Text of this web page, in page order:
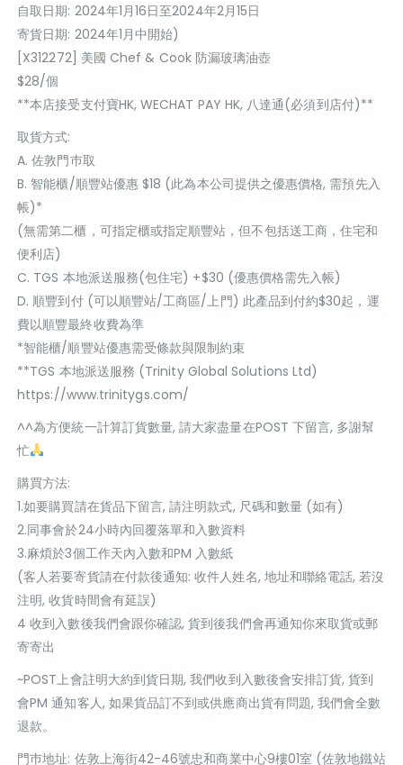
自取日期: 2024年1月16日至2024年2月15日
寄貨日期: 2024年1月中開始)
[X312272] 美國 Chef & Cook 防漏玻璃油壺
$28/個
**本店接受支付寶HK, WECHAT PAY HK, 八達通(必須到店付)**
取貨方式:
A. 佐敦門巿取
B. 智能櫃/順豐站優惠 $18 (此為本公司提供之優惠價格, 需預先入
帳)*
(無需第二櫃，可指定櫃或指定順豐站，但不包括送工商，住宅和
便利店)
C. TGS 本地派送服務(包住宅) +$30 (優惠價格需先入帳)
D. 順豐到付 (可以順豐站/工商區/上門) 此產品到付約$30起，運
費以順豐最終收費為準
*智能櫃/順豐站優惠需受條款與限制約束
**TGS 本地派送服務 (Trinity Global Solutions Ltd)
https://www.trinitygs.com/
^^為方便統一計算訂貨數量, 請大家盡量在POST 下留言, 多謝幫
忙
購買方法:
1.如要購買請在貨品下留言, 請注明款式, 尺碼和數量 (如有)
2.同事會於24小時內回覆落單和入數資料
3.麻煩於3個工作天內入數和PM 入數紙
(客人若要寄貨請在付款後通知: 收件人姓名, 地址和聯絡電話, 若沒
注明, 收貨時間會有延誤)
4 收到入數後我們會跟你確認, 貨到後我們會再通知你來取貨或郵
寄寄出
~POST上會註明大約到貨日期, 我們收到入數後會安排訂貨, 貨到
會PM 通知客人, 如果貨品訂不到或供應商出貨有問題, 我們會全數
退款。
門巿地址: 佐敦上海街42-46號忠和商業中心9樓01室 (佐敦地鐵站